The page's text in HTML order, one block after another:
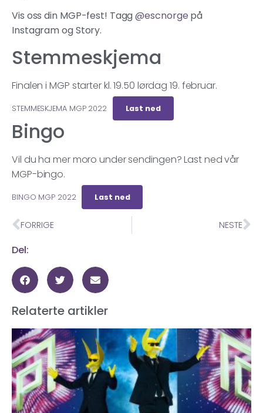
Vis oss din MGP-fest! Tagg@escnorge på
Instagram og Story.
Stemmeskjema
Finalen i MGP starter kl. 19.50 lørdag 19. februar.
STEMMESKJEMA MGP 2022 Last ned
Bingo
Vil du ha mer moro under sendingen? Last ned vår
MGP-bingo.
BINGO MGP 2022 Last ned
FORRIGE NESTE
Del:
Relaterte artikler